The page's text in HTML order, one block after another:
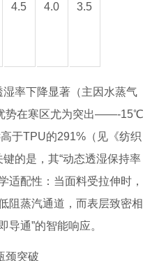
4.5 4.0 3.5
率下降显著（主因水蒸气
势在寒区尤为突出——-15℃
于TPU的291%（见《纺织
的是，其“动态透湿保持率
适配性：当面料受拉伸时，
阻蒸汽通道，而表层致密相
导通”的智能响应。
颈突破